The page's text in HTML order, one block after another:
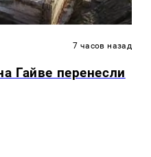
7 часов назад
Гайве перенесли